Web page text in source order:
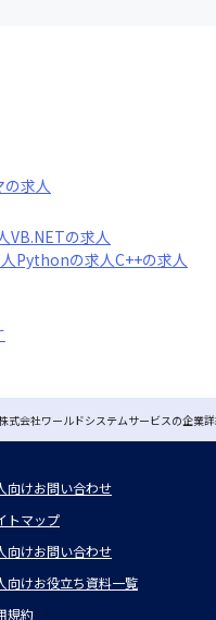
の求人
VB.NETの求人
Pythonの求人C++の求人
式会社ワールドシステムサービスの企業
向けお問い合わせ
トマップ
向けお問い合わせ
向けお役立ち資料一覧
規約